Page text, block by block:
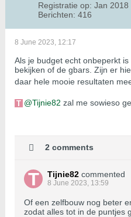
Registratie op: Jan 2018
Berichten: 416
8 June 2023, 12:17
Als je budget echt onbeperkt
bekijken of de gbars. Zijn er
daar hele mooie resultaten
Tijnie82 zal me sowieso
2 comments
Tijnie82 commented
8 June 2023, 13:59
Of een zelfbouw nog beter
zodat alles tot in de puntjes